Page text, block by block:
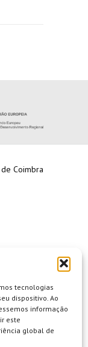
tecnologias
dispositivo. Ao
informação
este
global de
Coimbra